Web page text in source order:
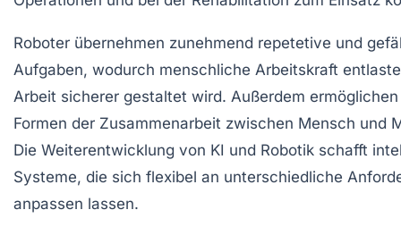
Roboter übernehmen zunehmend repetetive und
Aufgaben, wodurch menschliche Arbeitskraft
Arbeit sicherer gestaltet wird. Außerdem
Formen der Zusammenarbeit zwischen Mensch und
Die Weiterentwicklung von KI und Robotik schafft
Systeme, die sich flexibel an unterschiedliche
anpassen lassen.